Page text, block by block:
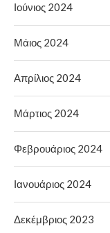
Ιούνιος 2024
Μάιος 2024
Απρίλιος 2024
Μάρτιος 2024
Φεβρουάριος 2024
Ιανουάριος 2024
Δεκέμβριος 2023